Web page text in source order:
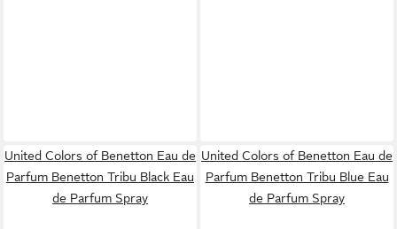
United Colors of Benetton Eau de
Parfum Benetton Tribu Black Eau
de Parfum Spray
United Colors of Benetton Eau de
Parfum Benetton Tribu Blue Eau
de Parfum Spray